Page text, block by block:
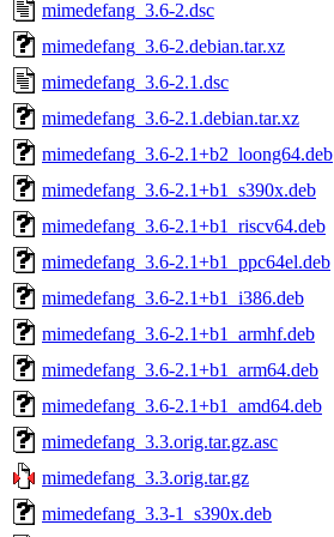
mimedefang_3.6-2.dsc
mimedefang_3.6-2.debian.tar.xz
mimedefang_3.6-2.1.dsc
mimedefang_3.6-2.1.debian.tar.xz
mimedefang_3.6-2.1+b2_loong64.deb
mimedefang_3.6-2.1+b1_s390x.deb
mimedefang_3.6-2.1+b1_riscv64.deb
mimedefang_3.6-2.1+b1_ppc64el.deb
mimedefang_3.6-2.1+b1_i386.deb
mimedefang_3.6-2.1+b1_armhf.deb
mimedefang_3.6-2.1+b1_arm64.deb
mimedefang_3.6-2.1+b1_amd64.deb
mimedefang_3.3.orig.tar.gz.asc
mimedefang_3.3.orig.tar.gz
mimedefang_3.3-1_s390x.deb